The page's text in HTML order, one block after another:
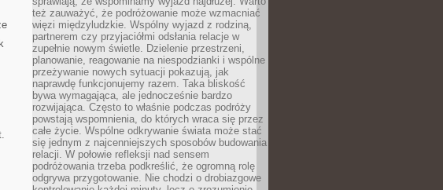
też zauważyć, że podróżowanie może wzmacniać
więzi międzyludzkie. Wspólny wyjazd z rodziną,
partnerem czy przyjaciółmi odsłania relacje w
zupełnie nowym świetle. Dzielenie przestrzeni,
planowanie, reagowanie na niespodzianki i wspólne
przeżywanie nowych sytuacji pokazują, jak
naprawdę funkcjonujemy razem. Taka bliskość
bywa wymagająca, ale jednocześnie bardzo
rozwijająca. Często to właśnie podczas podróży
powstają wspomnienia, do których wraca się przez
całe życie. Wspólne odkrywanie świata może stać
się jednym z najcenniejszych sposobów budowania
relacji. W połowie refleksji nad sensem
podróżowania trzeba podkreślić, że ogromną rolę
odgrywa przygotowanie. Nie chodzi o drobiazgowe